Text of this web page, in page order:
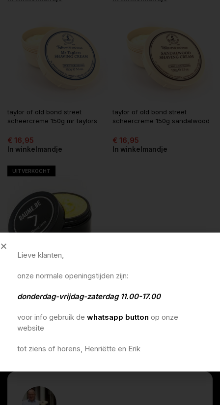
taylor of old bond street
scheercreme 150g mr taylors
€ 16,95
In winkelmandje
taylor of old bond street
scheercreme 150g sandalwood
€ 16,95
In winkelmandje
UITVERKOCHT
Lees meer
Lieve klanten,
onze normale openingstijden zijn:
donderdag-vrijdag-zaterdag 11.00-17.00
voor info gebruik de whatsapp button op onze
website
tot ziens of horens, Henriëtte en Erik